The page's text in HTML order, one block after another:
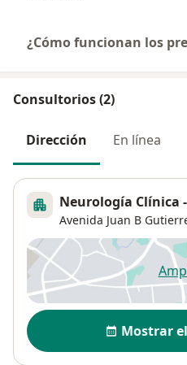
¿Cómo funcionan los
Consultorios (2)
Dirección En línea
Neurología Clínica
Avenida Juan B
Disponibilidad
Mostrar